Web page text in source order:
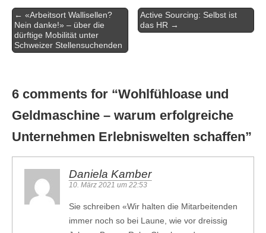
Artikel-
Navigation
← «Arbeitsort Wallisellen?
Nein danke!» – über die
dürftige Mobilität unter
Schweizer Stellensuchenden
Active Sourcing: Selbst ist
das HR →
6 comments for “Wohlfühloase und
Geldmaschine – warum erfolgreiche
Unternehmen Erlebniswelten schaffen”
Daniela Kamber
10. März 2021 um 22:53
Sie schreiben «Wir halten die Mitarbeitenden
immer noch so bei Laune, wie vor dreissig